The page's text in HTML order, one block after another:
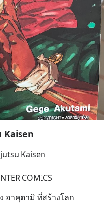
Kaisen
Kaisen
COMICS
อาคุตามิ ที่สร้างโลก